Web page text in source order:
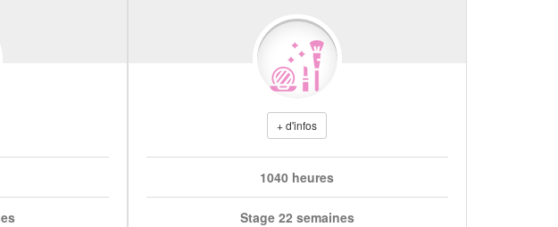
+ d'infos
1040 heures
Stage 22 semaines